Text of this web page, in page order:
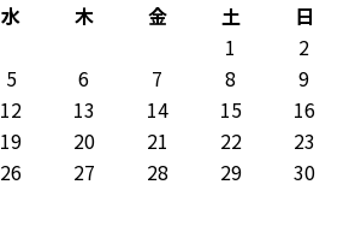
水 木 金 土
日
1
2
5 6 7 8
9
12 13 14 15
16
19 20 21 22
23
26 27 28 29
30